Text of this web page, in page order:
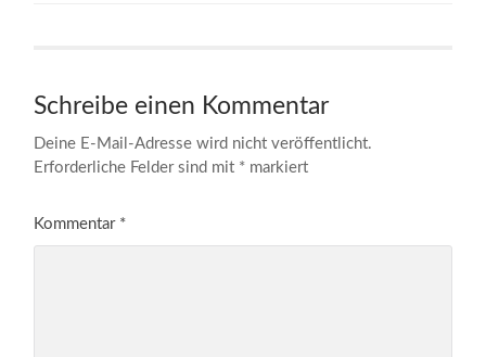
Schreibe einen Kommentar
Deine E-Mail-Adresse wird nicht veröffentlicht.
Erforderliche Felder sind mit * markiert
Kommentar *